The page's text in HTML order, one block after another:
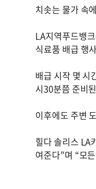
치솟는 물가 속
LA지역푸드뱅
식료품 배급 행
배급 시작 몇 시
시30분쯤 준비
이후에도 주변
힐다 솔리스 LA
여준다”며 “모